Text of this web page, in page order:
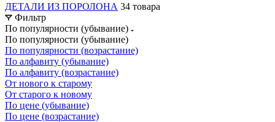
ДЕТАЛИ ИЗ ПОРОЛОНА 34 товара
Фильтр
По популярности (убывание)
По популярности (убывание)
По популярности (возрастание)
По алфавиту (убывание)
По алфавиту (возрастание)
От нового к старому
От старого к новому
По цене (убывание)
По цене (возрастание)